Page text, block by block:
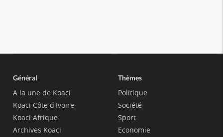
Général
A la une de Koaci
Koaci Côte d'Ivoire
Koaci Afrique
Archives Koaci
Thèmes
Politique
Société
Sport
Economie